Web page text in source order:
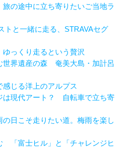
の途中に立ち寄りたいご当地ラ
と一緒に走る、STRAVAセグ
っくり走るという贅沢
界遺産の森 奄美大島・加計呂
じる洋上のアルプス
現代アート？ 自転車で立ち寄
日こそ走りたい道。梅雨を楽し
「富士ヒル」と「チャレンジヒ